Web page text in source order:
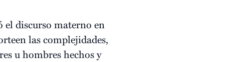
el discurso materno en
las complejidades,
u hombres hechos y